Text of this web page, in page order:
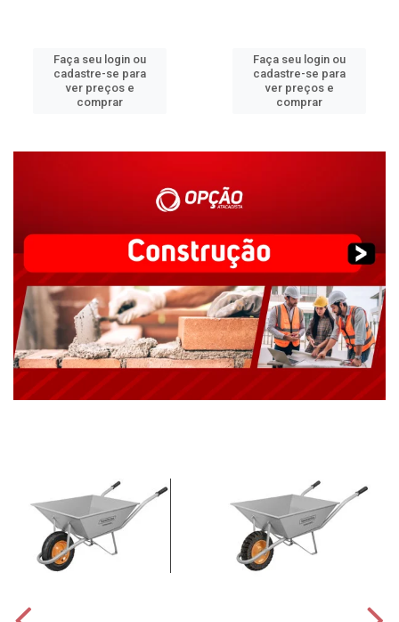
Faça seu login ou
cadastre-se para
ver preços e
comprar
Faça seu login ou
cadastre-se para
ver preços e
comprar